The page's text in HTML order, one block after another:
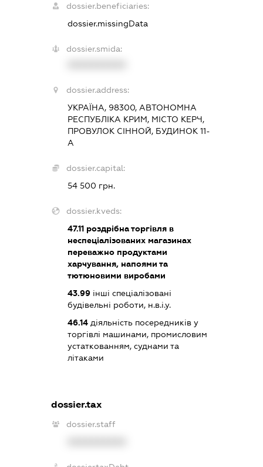
dossier.beneficiaries:
dossier.missingData
dossier.smida:
dossier.address:
УКРАЇНА, 98300, АВТОНОМНА
РЕСПУБЛІКА КРИМ, МІСТО КЕРЧ,
ПРОВУЛОК СІННОЙ, БУДИНОК 11-
А
dossier.capital:
54 500 грн.
dossier.kveds:
47.11роздрібна торгівля в
неспеціалізованих магазинах
переважно продуктами
харчування, напоями та
тютюновими виробами
43.99інші спеціалізовані
будівельні роботи, н.в.і.у.
46.14діяльність посередників у
торгівлі машинами, промисловим
устаткованням, суднами та
літаками
dossier.tax
dossier.staff